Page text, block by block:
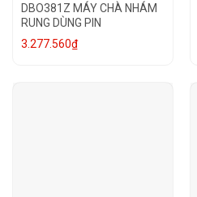
DBO381Z MÁY CHÀ NHÁM
RUNG DÙNG PIN
3.277.560₫